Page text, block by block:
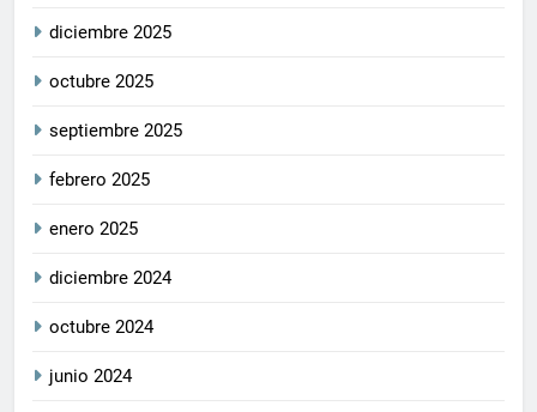
diciembre 2025
octubre 2025
septiembre 2025
febrero 2025
enero 2025
diciembre 2024
octubre 2024
junio 2024